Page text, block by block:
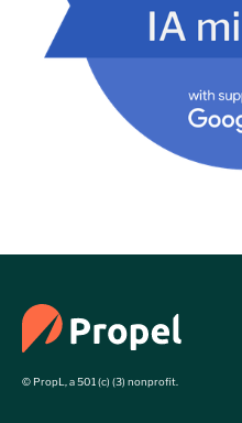
© PropL, a 501 (c) (3) nonprofit.